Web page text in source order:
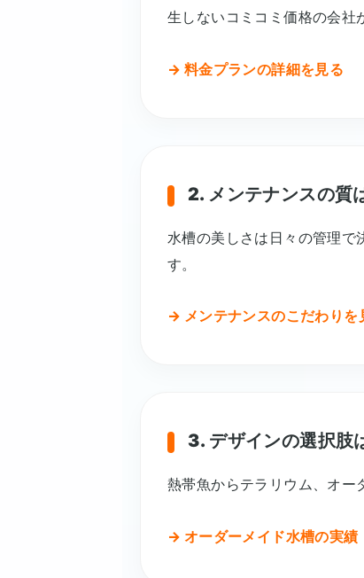
生しないコミコミ価格の会社
→ 料金プランの詳細を見る
2. メンテナンスの質
水槽の美しさは日々の管理
す。
→ メンテナンスのこだわりを
3. デザインの選択肢
熱帯魚からテラリウム、オー
→ オーダーメイド水槽の実績